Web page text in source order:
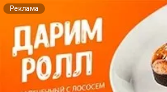
Реклама